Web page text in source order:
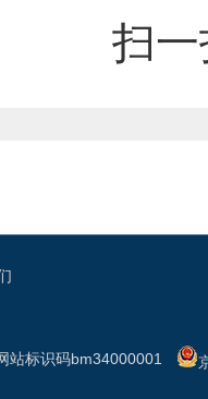
扫
站标识码bm34000001